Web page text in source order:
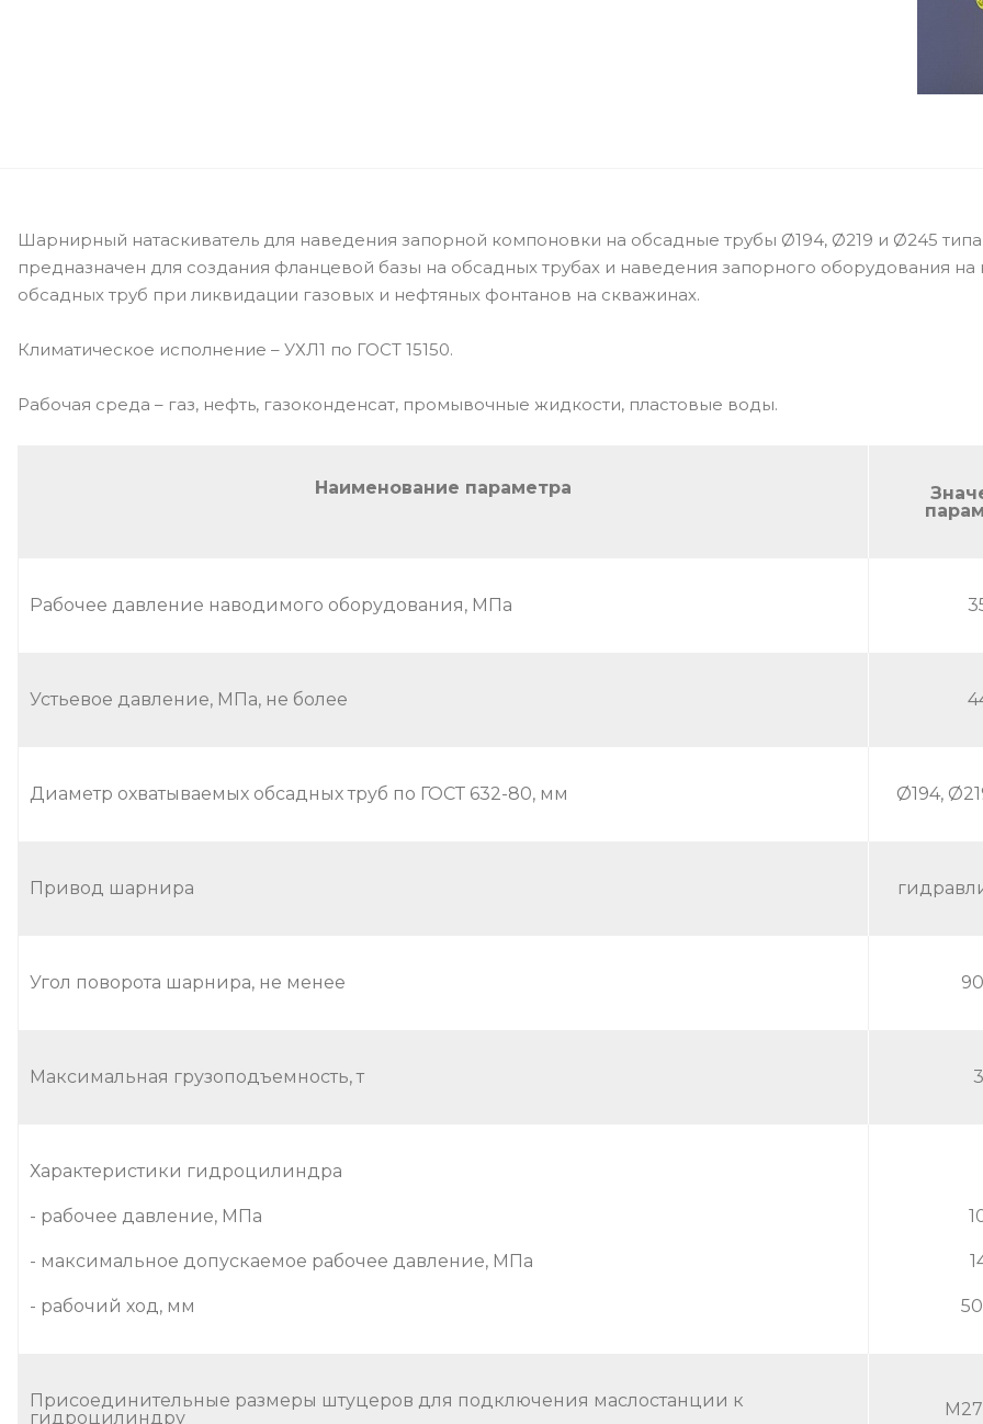
Шарнирный натаскиватель для наведения запорной компоновки на обсадные трубы Ø194, Ø219 и Ø245
предназначен для создания фланцевой базы на обсадных трубах и наведения запорного оборудования на
обсадных труб при ликвидации газовых и нефтяных фонтанов на скважинах.
Климатическое исполнение – УХЛ1 по ГОСТ 15150.
Рабочая среда – газ, нефть, газоконденсат, промывочные жидкости, пластовые воды.
Наименование параметра
Рабочее давление наводимого оборудования, МПа
Устьевое давление, МПа, не более
Диаметр охватываемых обсадных труб по ГОСТ 632-80, мм Ø194,
Привод шарнира
Угол поворота шарнира, не менее 90
Максимальная грузоподъемность, т 3
Характеристики гидроцилиндра
- рабочее давление, МПа
- максимальное допускаемое рабочее давление, МПа
- рабочий ход, мм
Присоединительные размеры штуцеров для подключения маслостанции к
гидроцилиндру